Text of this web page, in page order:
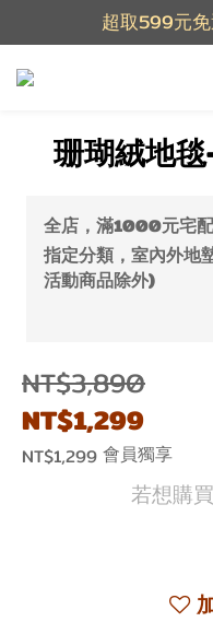
超取599元
珊瑚絨地
全店，滿1000元宅
指定分類，室內外地
活動商品除外)
NT$3,890
NT$1,299
NT$1,299 會員獨享
若想購